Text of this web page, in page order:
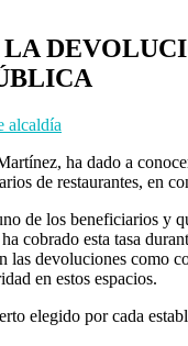
alcaldía
ha dado a
de restaurantes, en
de los beneficiarios y
cobrado esta tasa
devoluciones como
en estos espacios.
elegido por cada